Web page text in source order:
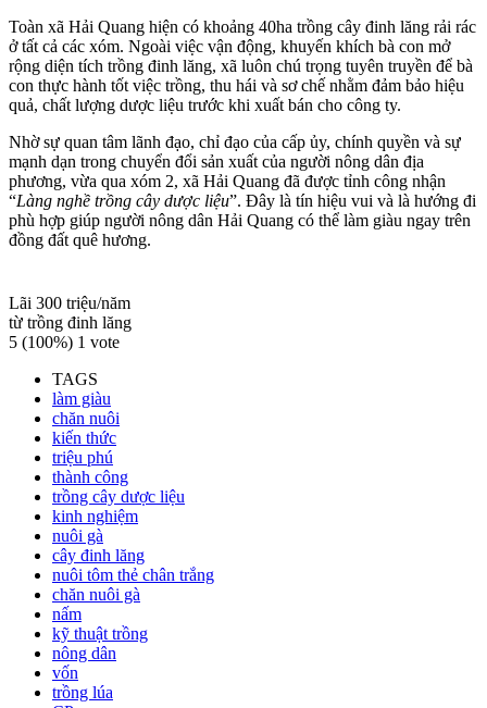
Toàn xã Hải Quang hiện có khoảng 40ha trồng cây đinh lăng rải rác
ở tất cả các xóm. Ngoài việc vận động, khuyến khích bà con mở
rộng diện tích trồng đinh lăng, xã luôn chú trọng tuyên truyền để bà
con thực hành tốt việc trồng, thu hái và sơ chế nhằm đảm bảo hiệu
quả, chất lượng dược liệu trước khi xuất bán cho công ty.
Nhờ sự quan tâm lãnh đạo, chỉ đạo của cấp ủy, chính quyền và sự
mạnh dạn trong chuyển đổi sản xuất của người nông dân địa
phương, vừa qua xóm 2, xã Hải Quang đã được tỉnh công nhận
“Làng nghề trồng cây dược liệu”. Đây là tín hiệu vui và là hướng đi
phù hợp giúp người nông dân Hải Quang có thể làm giàu ngay trên
đồng đất quê hương.
Lãi 300 triệu/năm
từ trồng đinh lăng
5 (100%) 1 vote
TAGS
làm giàu
chăn nuôi
kiến thức
triệu phú
thành công
trồng cây dược liệu
kinh nghiệm
nuôi gà
cây đinh lăng
nuôi tôm thẻ chân trắng
chăn nuôi gà
nấm
kỹ thuật trồng
nông dân
vốn
trồng lúa